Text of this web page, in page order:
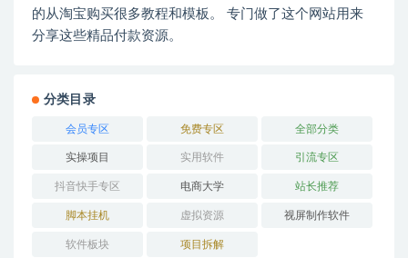
的从淘宝购买很多教程和模板。 专门做了这个网站用来
分享这些精品付款资源。
分类目录
会员专区 免费专区 全部分类
实操项目 实用软件 引流专区
抖音快手专区 电商大学 站长推荐
脚本挂机 虚拟资源 视屏制作软件
软件板块 项目拆解